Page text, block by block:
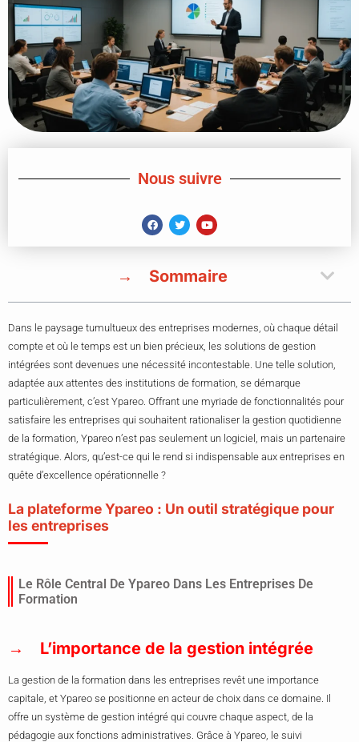
Nous suivre
Sommaire
Dans le paysage tumultueux des entreprises modernes, où chaque détail
compte et où le temps est un bien précieux, les solutions de gestion
intégrées sont devenues une nécessité incontestable. Une telle solution,
adaptée aux attentes des institutions de formation, se démarque
particulièrement, c’est Ypareo. Offrant une myriade de fonctionnalités pour
satisfaire les entreprises qui souhaitent rationaliser la gestion quotidienne
de la formation, Ypareo n’est pas seulement un logiciel, mais un partenaire
stratégique. Alors, qu’est-ce qui le rend si indispensable aux entreprises en
quête d’excellence opérationnelle ?
La plateforme Ypareo : Un outil stratégique pour
les entreprises
Le Rôle Central De Ypareo Dans Les Entreprises De
Formation
L’importance de la gestion intégrée
La gestion de la formation dans les entreprises revêt une importance
capitale, et Ypareo se positionne en acteur de choix dans ce domaine. Il
offre un système de gestion intégré qui couvre chaque aspect, de la
pédagogie aux fonctions administratives. Grâce à Ypareo, le suivi